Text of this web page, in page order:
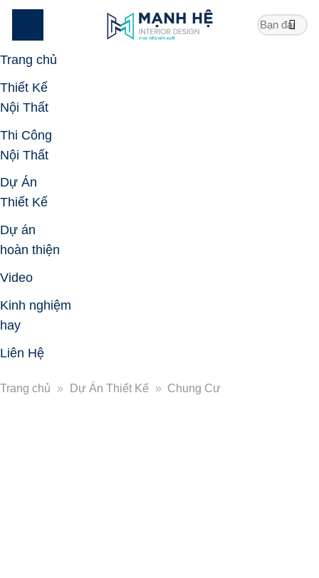
Skip
Trang chủ
Thiết Kế
Nội Thất
Thi Công
Nội Thất
Dự Án
Thiết Kế
Dự án
hoàn thiện
Video
Kinh nghiệm
hay
Liên Hệ
Trang chủ » Dự Án Thiết Kế » Chung Cư